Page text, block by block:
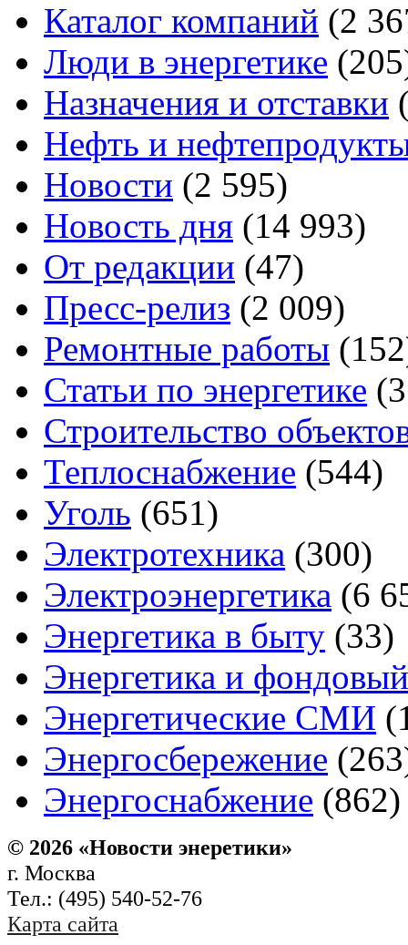
Каталог компаний (2
Люди в энергетике
Назначения и отставки
Нефть и
Новости (2 595)
Новость дня (14 993)
От редакции (47)
Пресс-релиз (2 009)
Ремонтные работы
Статьи по энергетике
Строительство
Теплоснабжение (544)
Уголь (651)
Электротехника (300)
Электроэнергетика (6
Энергетика в быту (33)
Энергетика и
Энергетические СМИ
Энергосбережение
Энергоснабжение (862)
© 2026 «Новости энеретики»
г. Москва
Тел.: (495) 540-52-76
Карта сайта